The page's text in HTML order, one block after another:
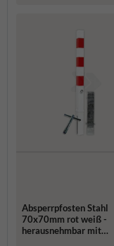
Absperrpfosten Stahl
70x70mm rot weiß -
herausnehmbar mit